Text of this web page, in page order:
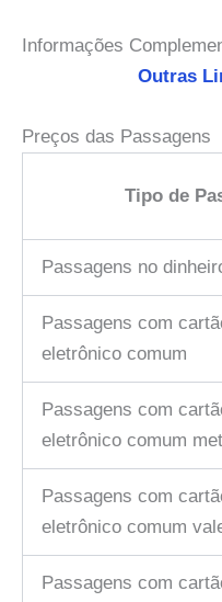
Informações
Outras
Preços das Passagens
Tipo de
Passagens no
Passagens com
eletrônico comum
Passagens com
eletrônico comum
Passagens com
eletrônico comum
Passagens com